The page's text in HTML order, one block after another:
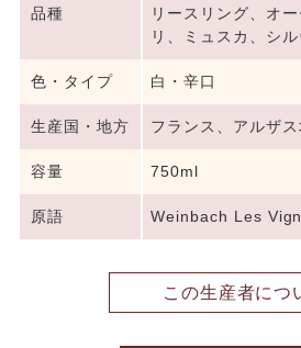
品種
リースリング、オ
リ、ミュスカ、シ
色・タイプ 白・辛口
生産国・地方 フランス、アルザ
容量 750ml
原語 Weinbach Les
この生産者につ